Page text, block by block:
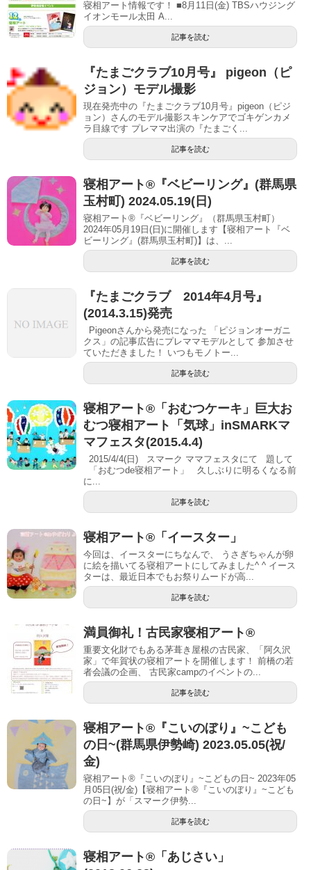
寝相アート情報です！ ■8月11日(金) TBSハウジング
イオンモール太田 A...
記事を読む
『たまごクラブ10月号』 pigeon（ピ
ジョン）モデル撮影
現在発売中の『たまごクラブ10月号』pigeon（ピジ
ョン）さんのモデル撮影スキンケアでゴキゲンカメ
ラ目線です プレママ出演の『たまごく...
記事を読む
寝相アート®︎『ベビーリング』(群馬県
玉村町) 2024.05.19(日)
寝相アート®『ベビーリング』（群馬県玉村町）
2024年05月19日(日)に開催します【寝相アート『ベ
ビーリング』(群馬県玉村町)】は、...
記事を読む
『たまごクラブ 2014年4月号』
(2014.3.15)発売
Pigeonさんから発売になった 「ピジョンオーガニ
クス」の記事広告にプレママモデルとして 参加させ
ていただきました！ いつもモノトー...
記事を読む
寝相アート®「おむつケーキ」巨大お
むつ寝相アート「気球」inSMARKマ
マフェスタ(2015.4.4)
2015/4/4(日) スマーク ママフェスタにて 題して
「おむつde寝相アート」 久しぶりに明るくなる前
に...
記事を読む
寝相アート®「イースター」
今回は、イースターにちなんで、 うさぎちゃんが卵
に絵を描いてる寝相アートにしてみました^ ^ イース
ターは、最近日本でもお祭りムードが高...
記事を読む
満員御礼！古民家寝相アート®︎
重要文化財でもある茅葺き屋根の古民家、「阿久沢
家」で年賀状の寝相アートを開催します！ 前橋の若
者会議の企画、 古民家campのイベントの...
記事を読む
寝相アート®︎『こいのぼり』~こども
の日~(群馬県伊勢崎) 2023.05.05(祝/
金)
寝相アート®『こいのぼり』~こどもの日~ 2023年05
月05日(祝/金)【寝相アート®︎『こいのぼり』~こども
の日~】が「スマーク伊勢...
記事を読む
寝相アート®︎「あじさい」